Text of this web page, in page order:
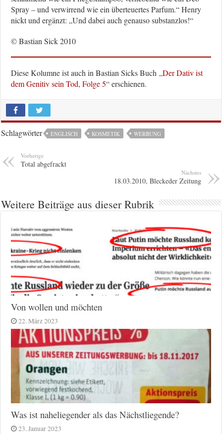
Spray – und verwirrend wie ein überteuertes Parfum.“ Henry
nickt und ergänzt: „Und dabei auch genauso substanzlos!“
© Bastian Sick 2010
Diese Kolumne ist auch in Bastian Sicks Buch „Der Dativ ist
dem Genitiv sein Tod, Folge 5“ erschienen.
Schlagwörter ENGLISCH KOSMETIK WERBUNG
Vorherige
Total abgefrackt
Nächstes
18.03.2010, Bleckeder Zeitung
Weitere Beiträge aus dieser Rubrik
Von wollen und möchten
22. März 2023
Was ist naheliegender als das Nächstliegende?
23. Januar 2023